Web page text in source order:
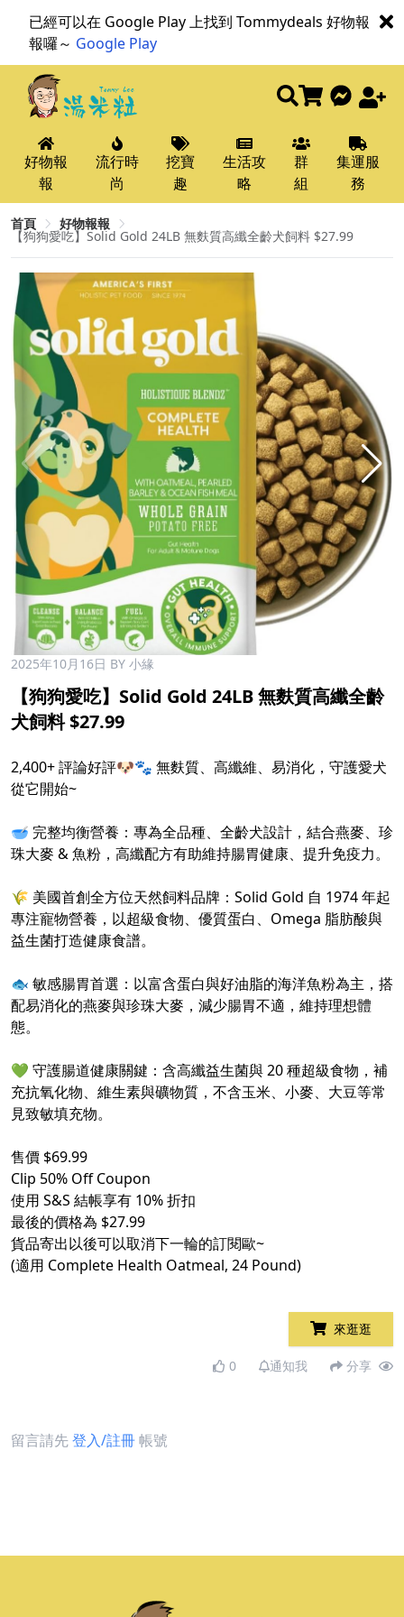
已經可以在 Google Play 上找到 Tommydeals 好物報
報囉～ Google Play
好物報
報
流行時
尚
挖寶
趣
生活攻
略
群
組
集運服
務
首頁 好物報報
【狗狗愛吃】Solid Gold 24LB 無麩質高纖全齡犬飼料 $27.99
2025年10月16日 BY 小緣
【狗狗愛吃】Solid Gold 24LB 無麩質高纖全齡
犬飼料 $27.99
2,400+ 評論好評🐶🐾 無麩質、高纖維、易消化，守護愛犬
從它開始~
🥣 完整均衡營養：專為全品種、全齡犬設計，結合燕麥、珍
珠大麥 & 魚粉，高纖配方有助維持腸胃健康、提升免疫力。
🌾 美國首創全方位天然飼料品牌：Solid Gold 自 1974 年起
專注寵物營養，以超級食物、優質蛋白、Omega 脂肪酸與
益生菌打造健康食譜。
🐟 敏感腸胃首選：以富含蛋白與好油脂的海洋魚粉為主，搭
配易消化的燕麥與珍珠大麥，減少腸胃不適，維持理想體
態。
💚 守護腸道健康關鍵：含高纖益生菌與 20 種超級食物，補
充抗氧化物、維生素與礦物質，不含玉米、小麥、大豆等常
見致敏填充物。
售價 $69.99
Clip 50% Off Coupon
使用 S&S 結帳享有 10% 折扣
最後的價格為 $27.99
貨品寄出以後可以取消下一輪的訂閱歐~
(適用 Complete Health Oatmeal, 24 Pound)
來逛逛
0 通知我 分享
留言請先登入/註冊帳號